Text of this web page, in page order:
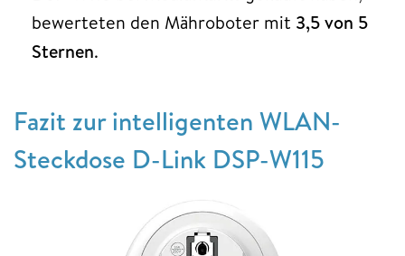
bewerteten den Mähroboter mit 3,5 von 5
Sternen.
Fazit zur intelligenten WLAN-
Steckdose D-Link DSP-W115